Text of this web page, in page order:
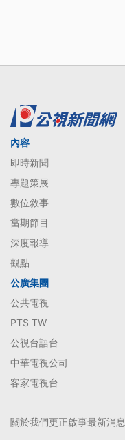
內容
即時新聞
專題策展
數位敘事
當期節目
深度報導
觀點
公廣集團
公共電視
PTS TW
公視台語台
中華電視公司
客家電視台
關於我們更正啟事最新消息